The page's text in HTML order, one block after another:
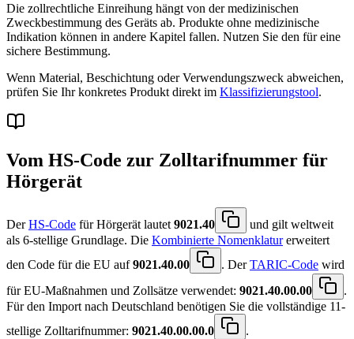
Die zollrechtliche Einreihung hängt von der medizinischen
Zweckbestimmung des Geräts ab. Produkte ohne medizinische
Indikation können in andere Kapitel fallen. Nutzen Sie den für eine
sichere Bestimmung.
Wenn Material, Beschichtung oder Verwendungszweck abweichen,
prüfen Sie Ihr konkretes Produkt direkt im Klassifizierungstool.
Vom HS-Code zur Zolltarifnummer für
Hörgerät
DerHS-Code für Hörgerät lautet9021.40
und gilt weltweit
als 6-stellige Grundlage. Die Kombinierte Nomenklaturerweitert
den Code für die EU auf9021.40.00 . DerTARIC-Code wird
für EU-Maßnahmen und Zollsätze verwendet: 9021.40.00.00
.
Für den Import nach Deutschland benötigen Sie die vollständige 11-
stellige Zolltarifnummer: 9021.40.00.00.0 .